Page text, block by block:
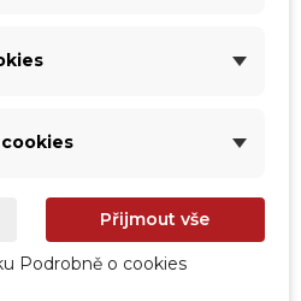
Přijmout vše
Podrobně o cookies